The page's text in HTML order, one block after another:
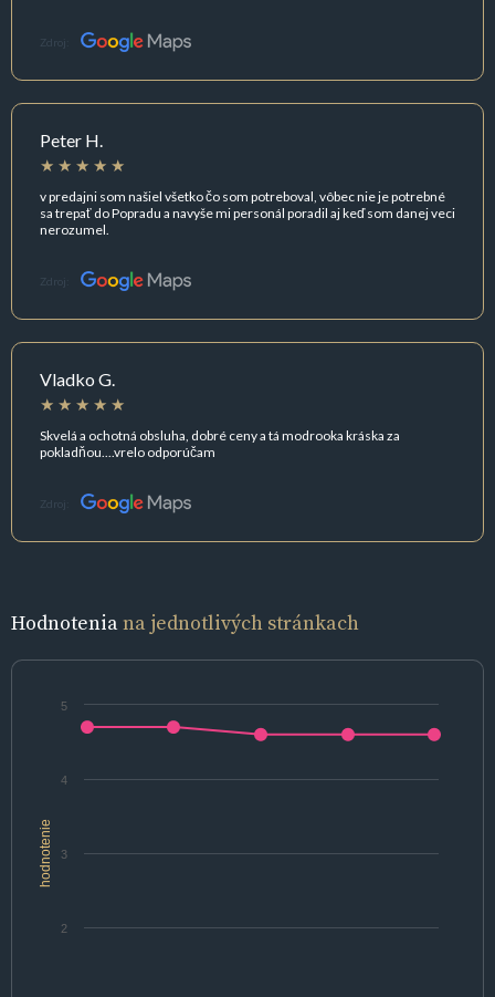
Zdroj:
Peter H.
v predajni som našiel všetko čo som potreboval, vôbec nie je potrebné
sa trepať do Popradu a navyše mi personál poradil aj keď som danej veci
nerozumel.
Zdroj:
Vladko G.
Skvelá a ochotná obsluha, dobré ceny a tá modrooka kráska za
pokladňou....vrelo odporúčam
Zdroj:
Hodnoteniana jednotlivých stránkach
hodnotenie
2
3
4
5